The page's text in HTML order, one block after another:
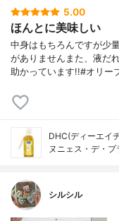
5.00
ほんとに美味しい
中身はもちろんですが少
がありませんまた、液だ
助かっています!!#オリー
DHC(ディーエイ
ヌニェス・デ・
シルシル